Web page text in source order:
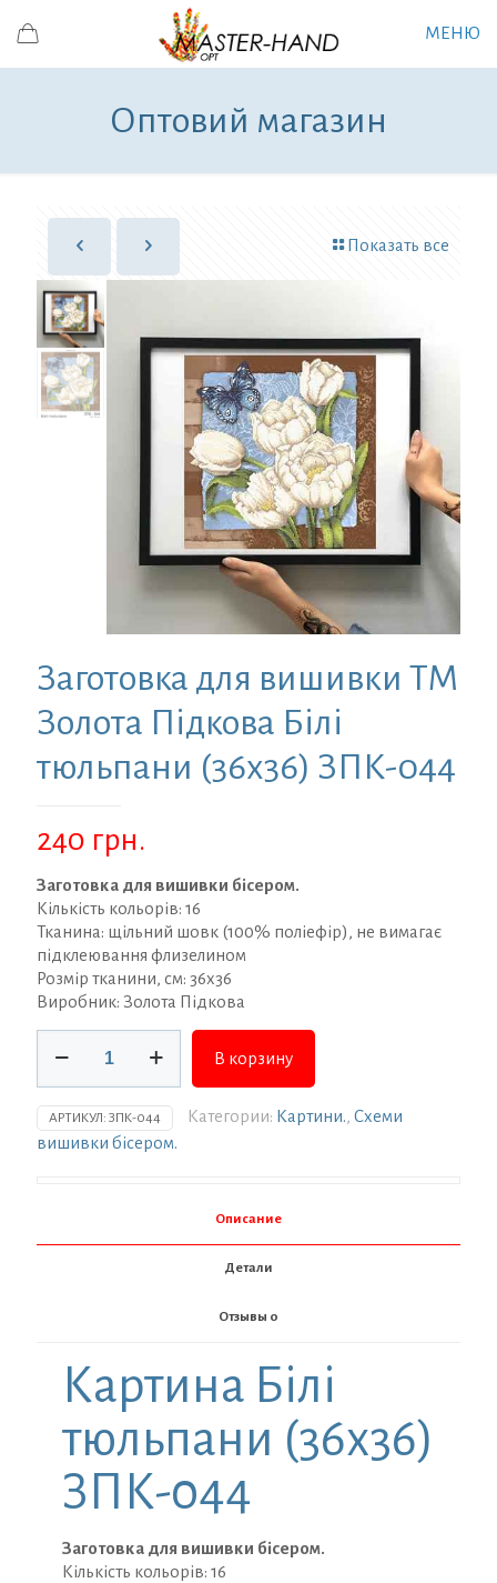
МЕНЮ
Оптовий магазин
Показать все
Заготовка для вишивки ТМ
Золота Підкова Білі
тюльпани (36х36) ЗПК-044
240 грн.
Заготовка для вишивки бісером.
Кількість кольорів: 16
Тканина: щільний шовк (100% поліефір), не вимагає
підклеювання флизелином
Розмір тканини, см: 36х36
Виробник: Золота Підкова
товара
Заготовка
для
вишивки
тюльпани
В корзину
АРТИКУЛ: ЗПК-044 Категории: Картини. Схеми
вишивки бісером.
Описание
Детали
Отзывы 0
Картина Білі
тюльпани (36х36)
ЗПК-044
Заготовка для вишивки бісером.
Кількість кольорів: 16